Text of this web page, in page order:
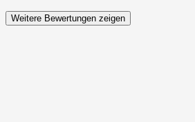
Weitere Bewertungen zeigen